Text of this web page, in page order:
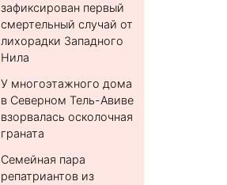
зафиксирован первый
смертельный случай от
лихорадки Западного
Нила
У многоэтажного дома
в Северном Тель-Авиве
взорвалась осколочная
граната
Семейная пара
репатриантов из